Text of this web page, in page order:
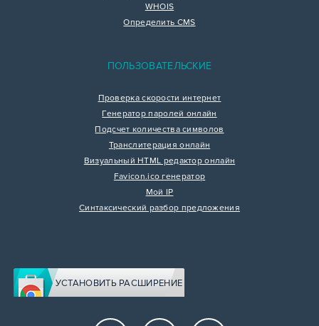
WHOIS
Определить CMS
ПОЛЬЗОВАТЕЛЬСКИЕ
Проверка скорости интернет
Генератор паролей онлайн
Подсчет количества символов
Транслитерация онлайн
Визуальный HTML редактор онлайн
Favicon.ico генератор
Мой IP
Синтаксический разбор предложения
УСТАНОВИТЬ РАСШИРЕНИЕ